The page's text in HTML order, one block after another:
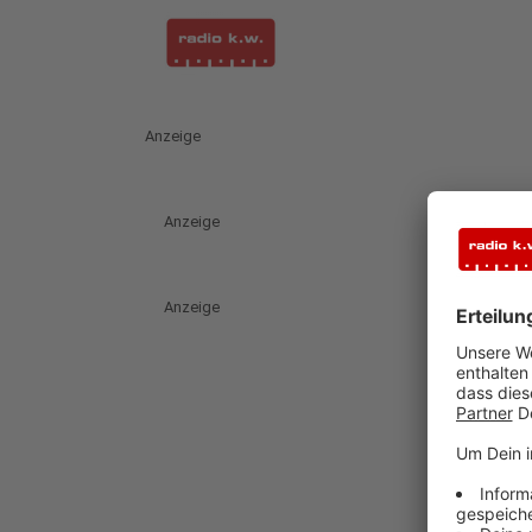
Anzeige
Anzeige
Anzeige